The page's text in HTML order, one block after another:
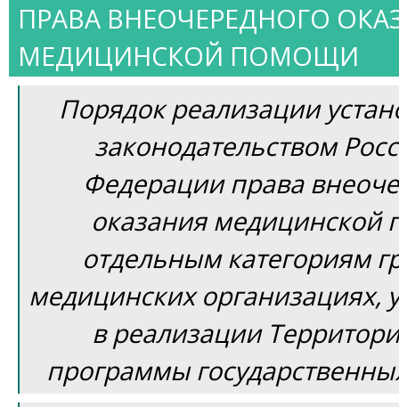
ПРАВА ВНЕОЧЕРЕДНОГО
МЕДИЦИНСКОЙ ПОМОЩИ
Порядок реализации
законодательством
Федерации права
оказания
отдельным категориям
медицинских организациях,
в реализации
программы